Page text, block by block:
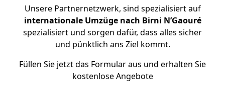
Unsere Partnernetzwerk, sind spezialisiert auf
internationale Umzüge nach Birni N’Gaouré
spezialisiert und sorgen dafür, dass alles sicher
und pünktlich ans Ziel kommt.
Füllen Sie jetzt das Formular aus und erhalten Sie
kostenlose Angebote